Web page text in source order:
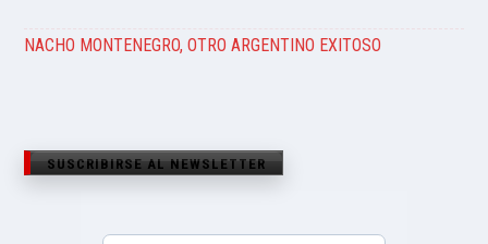
NACHO MONTENEGRO, OTRO ARGENTINO EXITOSO
SUSCRIBIRSE AL NEWSLETTER